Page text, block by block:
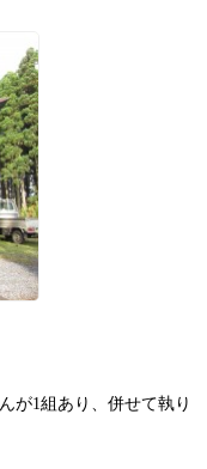
が1組あり、併せて執り